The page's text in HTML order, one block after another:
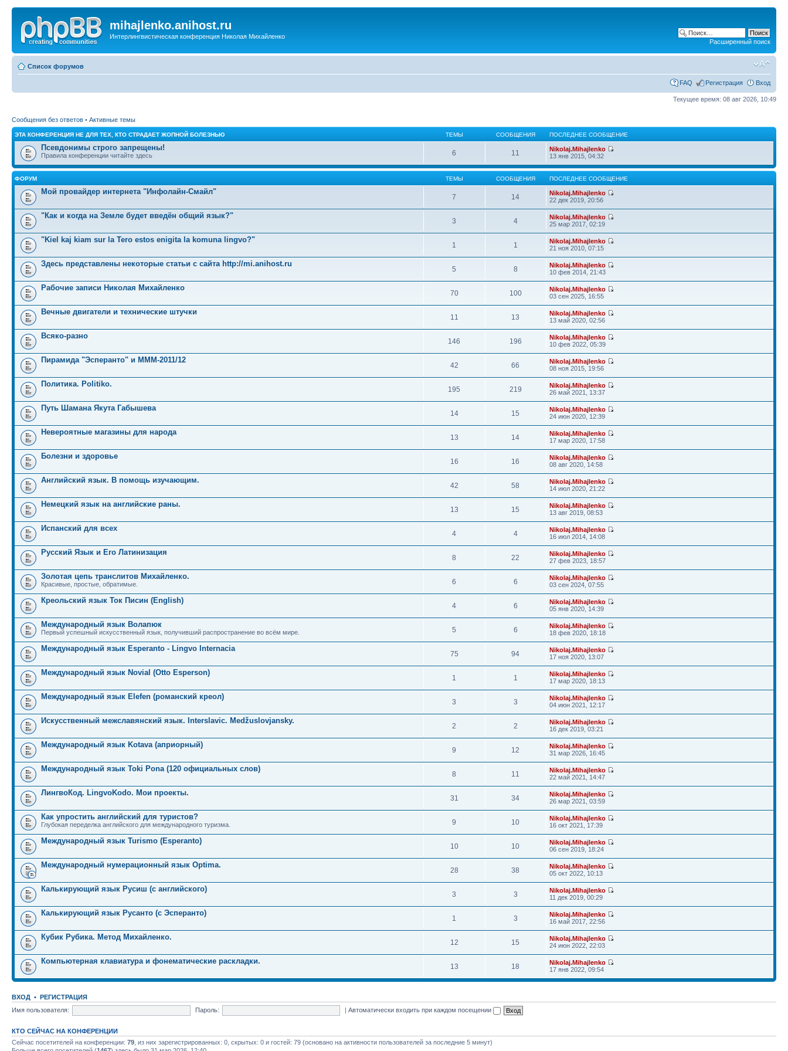
mihajlenko.anihost.ru
Интерлингвистическая конференция Николая Михайленко
Расширенный поиск
Список форумов
FAQ Регистрация Вход
Текущее время: 08 авг 2026, 10:49
Сообщения без ответов • Активные темы
ЭТА КОНФЕРЕНЦИЯ НЕ ДЛЯ ТЕХ, КТО СТРАДАЕТ ЖОПНОЙ БОЛЕЗНЬЮ ТЕМЫ СООБЩЕНИЯ ПОСЛЕДНЕЕ СООБЩЕНИЕ
Псевдонимы строго запрещены!
Правила конференции читайте здесь 6 11
Nikolaj.Mihajlenko
13 янв 2015, 04:32
ФОРУМ ТЕМЫ СООБЩЕНИЯ ПОСЛЕДНЕЕ СООБЩЕНИЕ
Мой провайдер интернета "Инфолайн-Смайл"
7 14
Nikolaj.Mihajlenko
22 дек 2019, 20:56
"Как и когда на Земле будет введён общий язык?"
3 4
Nikolaj.Mihajlenko
25 мар 2017, 02:19
"Kiel kaj kiam sur la Tero estos enigita la komuna lingvo?"
1 1
Nikolaj.Mihajlenko
21 ноя 2010, 07:15
Здесь представлены некоторые статьи с сайта http://mi.anihost.ru
5 8
Nikolaj.Mihajlenko
10 фев 2014, 21:43
Рабочие записи Николая Михайленко
70 100
Nikolaj.Mihajlenko
03 сен 2025, 16:55
Вечные двигатели и технические штучки
11 13
Nikolaj.Mihajlenko
13 май 2020, 02:56
Всяко-разно
146 196
Nikolaj.Mihajlenko
10 фев 2022, 05:39
Пирамида "Эсперанто" и MMM-2011/12
42 66
Nikolaj.Mihajlenko
08 ноя 2015, 19:56
Политика. Politiko.
195 219
Nikolaj.Mihajlenko
26 май 2021, 13:37
Путь Шамана Якута Габышева
14 15
Nikolaj.Mihajlenko
24 июн 2020, 12:39
Невероятные магазины для народа
13 14
Nikolaj.Mihajlenko
17 мар 2020, 17:58
Болезни и здоровье
16 16
Nikolaj.Mihajlenko
08 авг 2020, 14:58
Английский язык. В помощь изучающим.
42 58
Nikolaj.Mihajlenko
14 июл 2020, 21:22
Немецкий язык на английские раны.
13 15
Nikolaj.Mihajlenko
13 авг 2019, 08:53
Испанский для всех
4 4
Nikolaj.Mihajlenko
16 июл 2014, 14:08
Русский Язык и Его Латинизация
8 22
Nikolaj.Mihajlenko
27 фев 2023, 18:57
Золотая цепь транслитов Михайленко.
Красивые, простые, обратимые. 6 6
Nikolaj.Mihajlenko
03 сен 2024, 07:55
Креольский язык Ток Писин (English)
4 6
Nikolaj.Mihajlenko
05 янв 2020, 14:39
Международный язык Волапюк
Первый успешный искусственный язык, получивший распространение во всём мире. 5 6
Nikolaj.Mihajlenko
18 фев 2020, 18:18
Международный язык Esperanto - Lingvo Internacia
75 94
Nikolaj.Mihajlenko
17 ноя 2020, 13:07
Международный язык Novial (Otto Esperson)
1 1
Nikolaj.Mihajlenko
17 мар 2020, 18:13
Международный язык Elefen (романский креол)
3 3
Nikolaj.Mihajlenko
04 июн 2021, 12:17
Искусственный межславянский язык. Interslavic. Medžuslovjansky.
2 2
Nikolaj.Mihajlenko
16 дек 2019, 03:21
Международный язык Kotava (априорный)
9 12
Nikolaj.Mihajlenko
31 мар 2026, 16:45
Международный язык Toki Pona (120 официальных слов)
8 11
Nikolaj.Mihajlenko
22 май 2021, 14:47
ЛингвоКод. LingvoKodo. Мои проекты.
31 34
Nikolaj.Mihajlenko
26 мар 2021, 03:59
Как упростить английский для туристов?
Глубокая переделка английского для международного туризма. 9 10
Nikolaj.Mihajlenko
16 окт 2021, 17:39
Международный язык Turismo (Esperanto)
10 10
Nikolaj.Mihajlenko
06 сен 2019, 18:24
Международный нумерационный язык Optima.
28 38
Nikolaj.Mihajlenko
05 окт 2022, 10:13
Калькирующий язык Русиш (с английского)
3 3
Nikolaj.Mihajlenko
11 дек 2019, 00:29
Калькирующий язык Русанто (с Эсперанто)
1 3
Nikolaj.Mihajlenko
16 май 2017, 22:56
Кубик Рубика. Метод Михайленко.
12 15
Nikolaj.Mihajlenko
24 июн 2022, 22:03
Компьютерная клавиатура и фонематические раскладки.
13 18
Nikolaj.Mihajlenko
17 янв 2022, 09:54
ВХОД • РЕГИСТРАЦИЯ
Имя пользователя:
Пароль: |Автоматически входить при каждом посещении
КТО СЕЙЧАС НА КОНФЕРЕНЦИИ
Сейчас посетителей на конференции: 79 , из них зарегистрированных: 0, скрытых: 0 и гостей: 79 (основано на активности пользователей за последние 5 минут)